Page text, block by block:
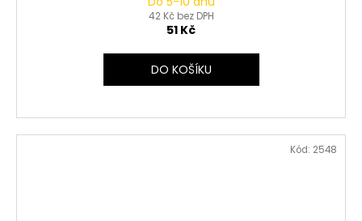
42 Kč bez DPH
51 Kč
DO KOŠÍKU
Kód: 2548